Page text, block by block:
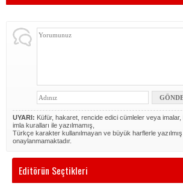
UYARI: Küfür, hakaret, rencide edici cümleler veya imalar,
imla kuralları ile yazılmamış,
Türkçe karakter kullanılmayan ve büyük harflerle
onaylanmamaktadır.
Editörün Seçtikleri